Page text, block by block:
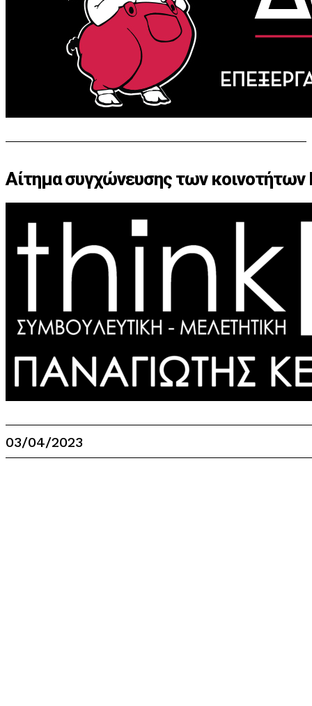
Αίτημα συγχώνευσης των
03/04/2023